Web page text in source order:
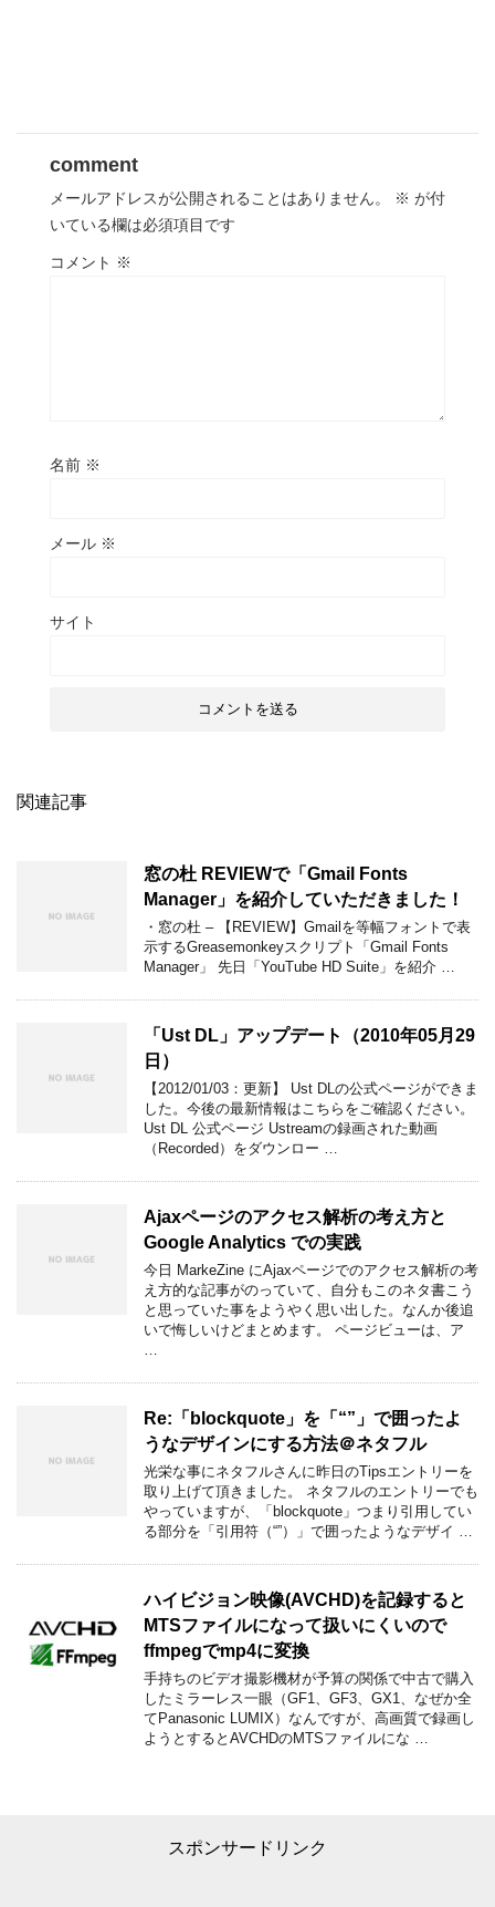
comment
メールアドレスが公開されることはありません。 ※ が付
いている欄は必須項目です
コメント ※
名前 ※
メール ※
サイト
関連記事
窓の杜 REVIEWで「Gmail Fonts
Manager」を紹介していただきました！
・窓の杜 – 【REVIEW】Gmailを等幅フォントで表
示するGreasemonkeyスクリプト「Gmail Fonts
Manager」 先日「YouTube HD Suite」を紹介 …
「Ust DL」アップデート（2010年05月29
日）
【2012/01/03：更新】 Ust DLの公式ページができま
した。今後の最新情報はこちらをご確認ください。
Ust DL 公式ページ Ustreamの録画された動画
（Recorded）をダウンロー …
Ajaxページのアクセス解析の考え方と
Google Analytics での実践
今日 MarkeZine にAjaxページでのアクセス解析の考
え方的な記事がのっていて、自分もこのネタ書こう
と思っていた事をようやく思い出した。なんか後追
いで悔しいけどまとめます。 ページビューは、ア
…
Re:「blockquote」を「“”」で囲ったよ
うなデザインにする方法＠ネタフル
光栄な事にネタフルさんに昨日のTipsエントリーを
取り上げて頂きました。 ネタフルのエントリーでも
やっていますが、「blockquote」つまり引用してい
る部分を「引用符（“”）」で囲ったようなデザイ …
ハイビジョン映像(AVCHD)を記録すると
MTSファイルになって扱いにくいので
ffmpegでmp4に変換
手持ちのビデオ撮影機材が予算の関係で中古で購入
したミラーレス一眼（GF1、GF3、GX1、なぜか全
てPanasonic LUMIX）なんですが、高画質で録画し
ようとするとAVCHDのMTSファイルにな …
スポンサードリンク